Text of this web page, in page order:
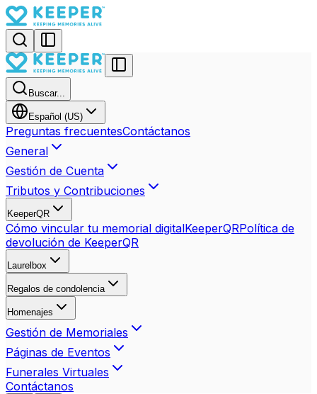
Buscar...
Español (US)
Preguntas frecuentesContáctanos
General
Gestión de Cuenta
Tributos y Contribuciones
KeeperQR
Cómo vincular tu memorial digitalKeeperQRPolítica de
devolución de KeeperQR
Laurelbox
Regalos de condolencia
Homenajes
Gestión de Memoriales
Páginas de Eventos
Funerales Virtuales
Contáctanos